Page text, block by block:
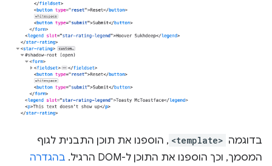
בדוגמה <template> , הוספנו את תוכן התבנית לגוף
המסמך, וכך הוספנו את התוכן ל-DOM הרגיל.
בהגדרה